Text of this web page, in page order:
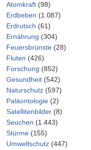
Atomkraft (98)
Erdbeben (1.087)
Erdrutsch (61)
Ernährung (304)
Feuersbrünste (28)
Fluten (426)
Forschung (852)
Gesundheit (542)
Naturschutz (597)
Paläontologie (2)
Satellitenbilder (8)
Seuchen (1.443)
Stürme (155)
Umweltschutz (447)